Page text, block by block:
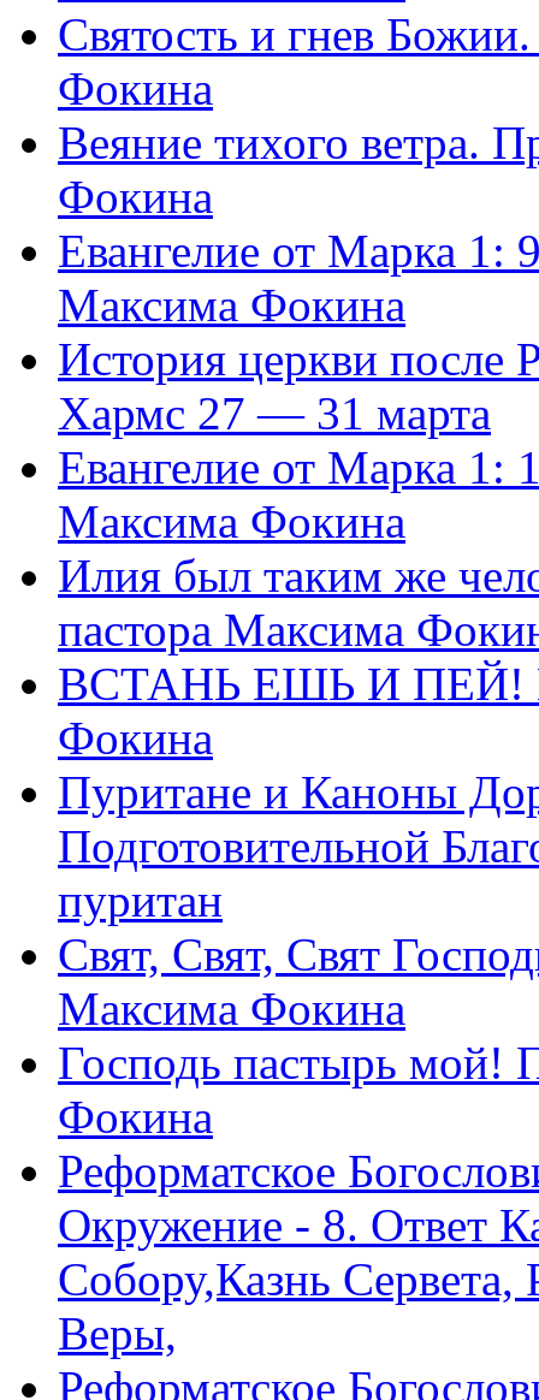
Святость и гнев
Фокина
Веяние тихого ветра.
Фокина
Евангелие от Марка 1:
Максима Фокина
История церкви
Хармс 27 — 31 марта
Евангелие от Марка 1:
Максима Фокина
Илия был таким же
пастора Максима
ВСТАНЬ ЕШЬ И ПЕЙ!
Фокина
Пуритане и Каноны
Подготовительной
пуритан
Свят, Свят, Свят
Максима Фокина
Господь пастырь мой!
Фокина
Реформатское
Окружение - 8. Ответ
Собору,Казнь Сервета,
Веры,
Реформатское